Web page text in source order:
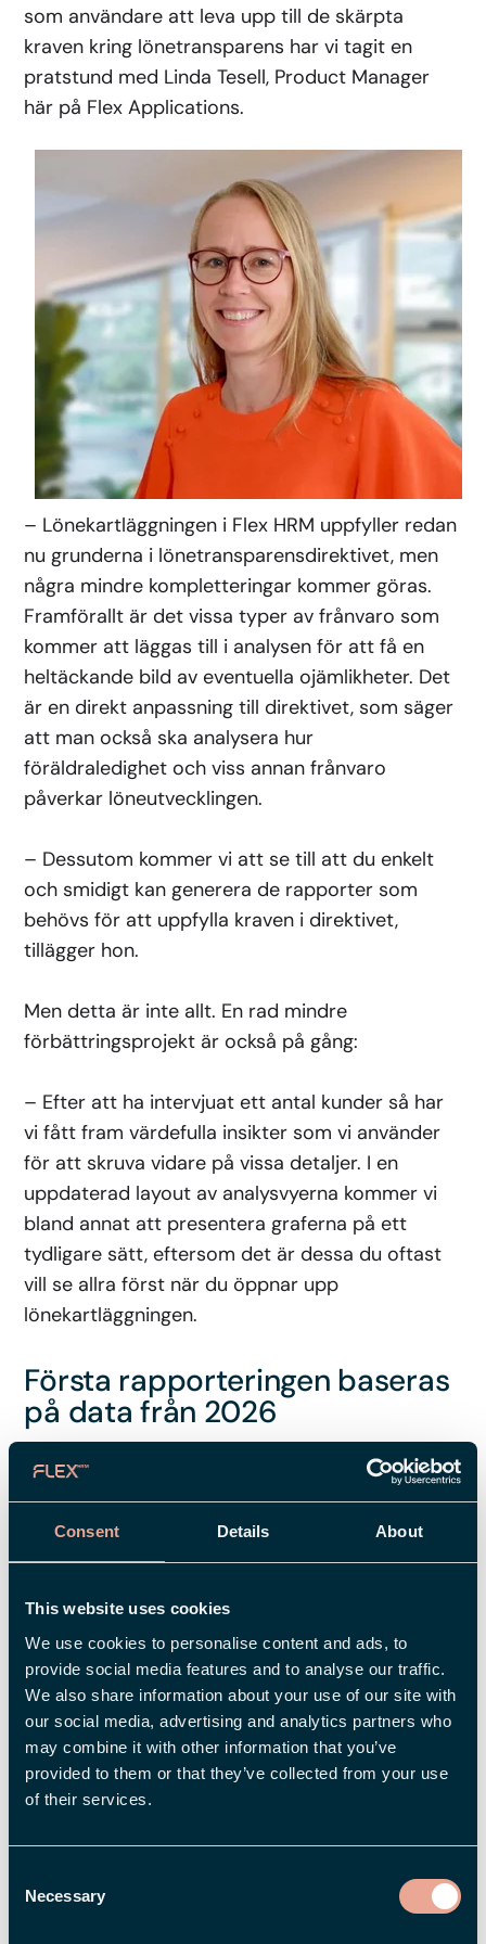
Consent Details About
This website uses cookies
We use cookies to personalise content and ads, to
provide social media features and to analyse our traffic.
We also share information about your use of our site with
our social media, advertising and analytics partners who
may combine it with other information that you’ve
provided to them or that they’ve collected from your use
of their services.
Selection
Necessary
som användare att leva upp till de skärpta
kraven kring lönetransparens har vi tagit en
pratstund med Linda Tesell, Product Manager
här på Flex Applications.
– Lönekartläggningen i Flex HRM uppfyller redan
nu grunderna i lönetransparensdirektivet, men
några mindre kompletteringar kommer göras.
Framförallt är det vissa typer av frånvaro som
kommer att läggas till i analysen för att få en
heltäckande bild av eventuella ojämlikheter. Det
är en direkt anpassning till direktivet, som säger
att man också ska analysera hur
föräldraledighet och viss annan frånvaro
påverkar löneutvecklingen.
– Dessutom kommer vi att se till att du enkelt
och smidigt kan generera de rapporter som
behövs för att uppfylla kraven i direktivet,
tillägger hon.
Men detta är inte allt. En rad mindre
förbättringsprojekt är också på gång:
– Efter att ha intervjuat ett antal kunder så har
vi fått fram värdefulla insikter som vi använder
för att skruva vidare på vissa detaljer. I en
uppdaterad layout av analysvyerna kommer vi
bland annat att presentera graferna på ett
tydligare sätt, eftersom det är dessa du oftast
vill se allra först när du öppnar upp
lönekartläggningen.
Första rapporteringen baseras
på data från 2026
Linda och hennes team bevakar nu noggrant
för att se till att systemet håller jämna steg med
de nya kraven.
– Den svenska utredningen om hur
lönetransparensdirektivet ska införlivas i svensk
lag är fortfarande under behandling i riksdagen,
så vi inväntar ännu de slutliga detaljerna. Den
första rapporteringen enligt direktivet ska göras
först 2027, men ska då vara baserad på data
som samlats in under 2026. Vi planerar därför
Företag som redan nu har en effektiv process